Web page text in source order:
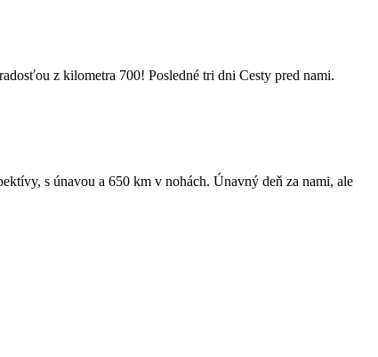
z kilometra 700! Posledné tri dni Cesty pred nami.
s únavou a 650 km v nohách. Únavný deň za nami, ale